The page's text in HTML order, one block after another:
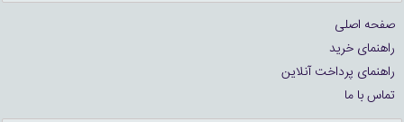
صفحه اصلی
راهنمای خرید
راهنمای پرداخت آنلاین
تماس با ما